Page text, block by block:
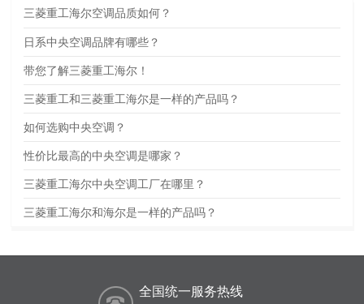
三菱重工海尔空调品质如何？
日系中央空调品牌有哪些？
带您了解三菱重工海尔！
三菱重工和三菱重工海尔是一样的产品吗？
如何选购中央空调？
性价比最高的中央空调是哪家？
三菱重工海尔中央空调工厂在哪里？
三菱重工海尔和海尔是一样的产品吗？
全国统一服务热线